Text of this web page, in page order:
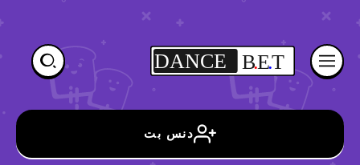
DANCE B.E.T
دنس بت